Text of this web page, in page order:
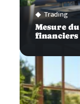
Trading
Mesure
financiers